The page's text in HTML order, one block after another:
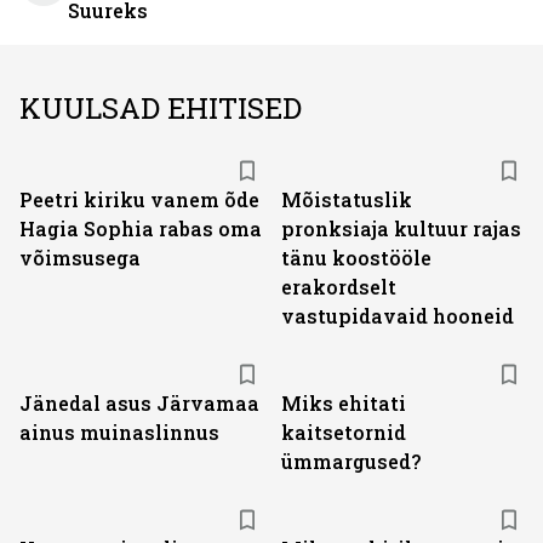
Suureks
KUULSAD EHITISED
Peetri kiriku vanem õde
Hagia Sophia rabas oma
võimsusega
Mõistatuslik
pronksiaja kultuur rajas
tänu koostööle
erakordselt
vastupidavaid hooneid
Jänedal asus Järvamaa
ainus muinaslinnus
Miks ehitati
kaitsetornid
ümmargused?